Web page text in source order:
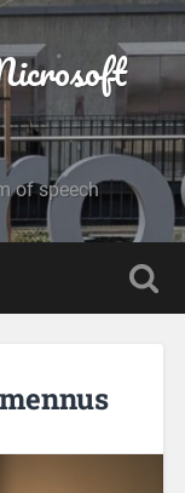
of speech